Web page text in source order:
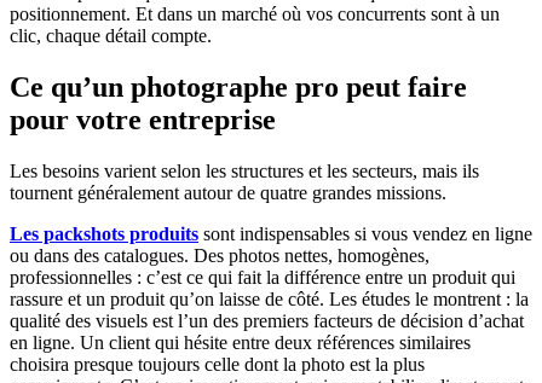
positionnement. Et dans un marché où vos concurrents sont à un
clic, chaque détail compte.
Ce qu’un photographe pro peut faire
pour votre entreprise
Les besoins varient selon les structures et les secteurs, mais ils
tournent généralement autour de quatre grandes missions.
Les packshots produits sont indispensables si vous vendez en ligne
ou dans des catalogues. Des photos nettes, homogènes,
professionnelles : c’est ce qui fait la différence entre un produit qui
rassure et un produit qu’on laisse de côté. Les études le montrent : la
qualité des visuels est l’un des premiers facteurs de décision d’achat
en ligne. Un client qui hésite entre deux références similaires
choisira presque toujours celle dont la photo est la plus